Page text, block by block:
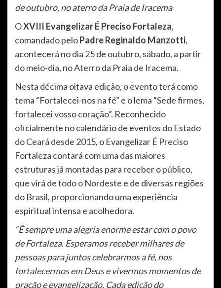
de outubro, no aterro da Praia de Iracema
OXVIII Evangelizar É Preciso Fortaleza,
comandado peloPadre Reginaldo Manzotti,
acontecerá no dia 25 de outubro, sábado, a partir
do meio-dia, no Aterro da Praia de Iracema.
Nesta décima oitava edição, o evento terá como
tema “Fortalecei-nos na fé” e o lema “Sede firmes,
fortalecei vosso coração”. Reconhecido
oficialmente no calendário de eventos do Estado
do Ceará desde 2015, o Evangelizar É Preciso
Fortaleza contará com uma das maiores
estruturas já montadas para receber o público,
que virá de todo o Nordeste e de diversas regiões
do Brasil, proporcionando uma experiência
espiritual intensa e acolhedora.
“É sempre uma alegria enorme estar com o povo
de Fortaleza. Esperamos receber milhares de
pessoas para juntos celebrarmos a fé, nos
fortalecermos em Deus e vivermos momentos de
oração e evangelização. Cada edição do